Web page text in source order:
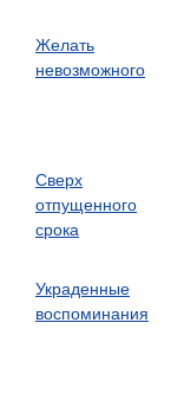
Желать
невозможного
Сверх
отпущенного
срока
Украденные
воспоминания